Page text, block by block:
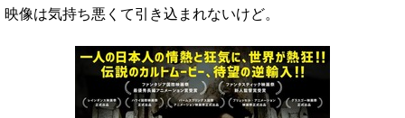
映像は気持ち悪くて引き込まれないけど。